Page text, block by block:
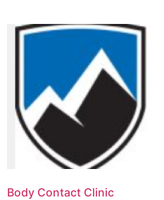
Body Contact Clinic